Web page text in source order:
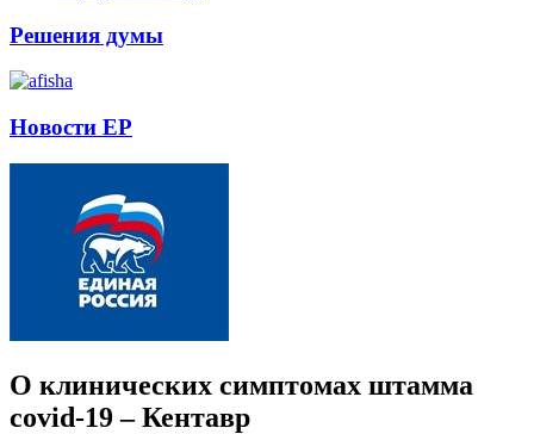
Решения думы
Новости ЕР
О клинических симптомах штамма
covid-19 – Кентавр